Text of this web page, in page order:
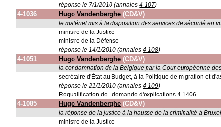
réponse le 7/1/2010 (annales4-107)
4-1036 Hugo Vandenberghe (CD&V)
le matériel mis à la disposition des services de sécurité en
ministre de la Justice
ministre de la Défense
réponse le 14/1/2010 (annales4-108)
4-1051 Hugo Vandenberghe (CD&V)
la condamnation de la Belgique par la Cour européenne
secrétaire d'État au Budget, à la Politique de migration et
réponse le 21/1/2010 (annales4-109)
Requalification de : demande d'explications4-1406
4-1085 Hugo Vandenberghe (CD&V)
la réponse de la justice à la hausse de la criminalité à
ministre de la Justice